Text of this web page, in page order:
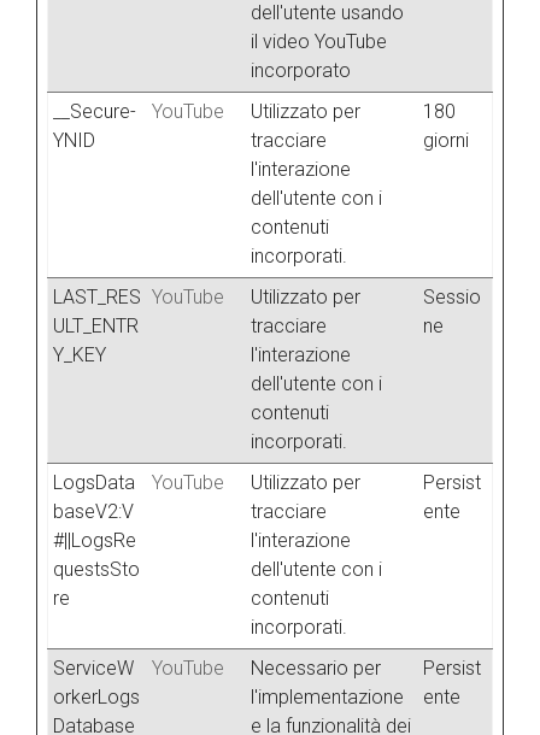
dell'utente usando
il video YouTube
incorporato
__Secure-
YNID
YouTube
Utilizzato per
tracciare
l'interazione
dell'utente con i
contenuti
incorporati.
180
giorni
LAST_RES
ULT_ENTR
Y_KEY
YouTube
Utilizzato per
tracciare
l'interazione
dell'utente con i
contenuti
incorporati.
Sessio
ne
LogsData
baseV2:V
#||LogsRe
questsSto
re
YouTube
Utilizzato per
tracciare
l'interazione
dell'utente con i
contenuti
incorporati.
Persist
ente
ServiceW
orkerLogs
Database
YouTube
Necessario per
l'implementazione
e la funzionalità dei
Persist
ente